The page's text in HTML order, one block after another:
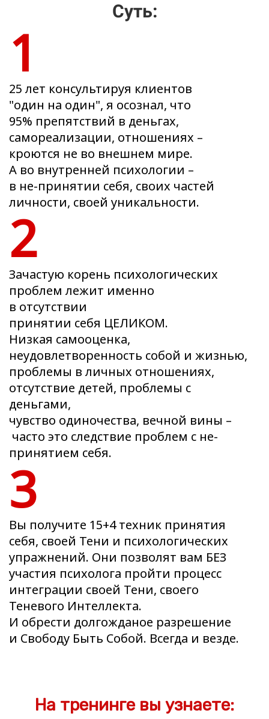
Суть:
1
25 лет консультируя клиентов
"один на один", я осознал, что
95% препятствий в деньгах,
самореализации, отношениях –
кроются не во внешнем мире.
А во внутренней психологии –
в не-принятии себя, своих частей
личности, своей уникальности.
2
Зачастую корень психологических
проблем лежит именно
в отсутствии
принятии себя ЦЕЛИКОМ.
Низкая самооценка,
неудовлетворенность собой и жизнью,
проблемы в личных отношениях,
отсутствие детей, проблемы с
деньгами,
чувство одиночества, вечной вины –
часто это следствие проблем с не-
принятием себя.
3
Вы получите 15+4 техник принятия
себя, своей Тени и психологических
упражнений. Они позволят вам БЕЗ
участия психолога пройти процесс
интеграции своей Тени, своего
Теневого Интеллекта.
И обрести долгожданое разрешение
и Свободу Быть Собой. Всегда и везде.
На тренинге вы узнаете: